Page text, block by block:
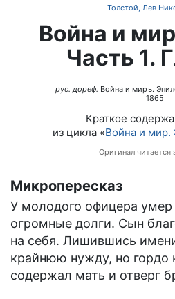
Толстой, Лев
Война и
Часть 1.
рус. дореф. Война и миръ.
1865
Краткое
из цикла «Война и мир.
Оригинал читается
Микропересказ
У молодого офицера умер
огромные долги. Сын
на себя. Лишившись
крайнюю нужду, но гордо
содержал мать и отверг